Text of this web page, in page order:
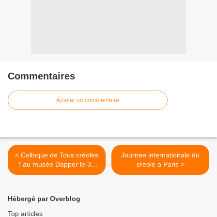
Commentaires
Ajouter un commentaire
< Colloque de Tous créoles
! au musée Dapper le 31
octobre
Journee internationale du
creole a Paris >
Hébergé par Overblog
Top articles